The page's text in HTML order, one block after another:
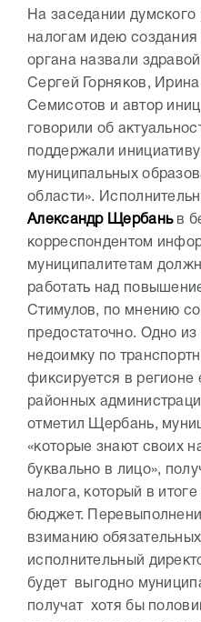
На заседании
налогам идею создания
органа назвали
Сергей Горняков,
Семисотов и автор
говорили об
поддержали
муниципальных
области».
Александр Щербаньв
корреспондентом
муниципалитетам
работать над
Стимулов, по мнению
предостаточно. Одно
недоимку по
фиксируется в регионе
районных
отметил Щербань,
«которые знают своих
буквально в лицо»,
налога, который в
бюджет.
взиманию
исполнительный
будет выгодно
получат хотя бы